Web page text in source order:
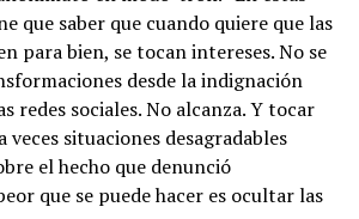
que saber que cuando quiere que las
para bien, se tocan intereses. No se
desde la indignación
redes sociales. No alcanza. Y tocar
situaciones desagradables
el hecho que denunció
que se puede hacer es ocultar las